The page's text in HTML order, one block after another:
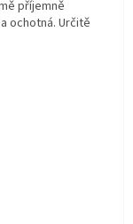
příjemně
ochotná. Určitě